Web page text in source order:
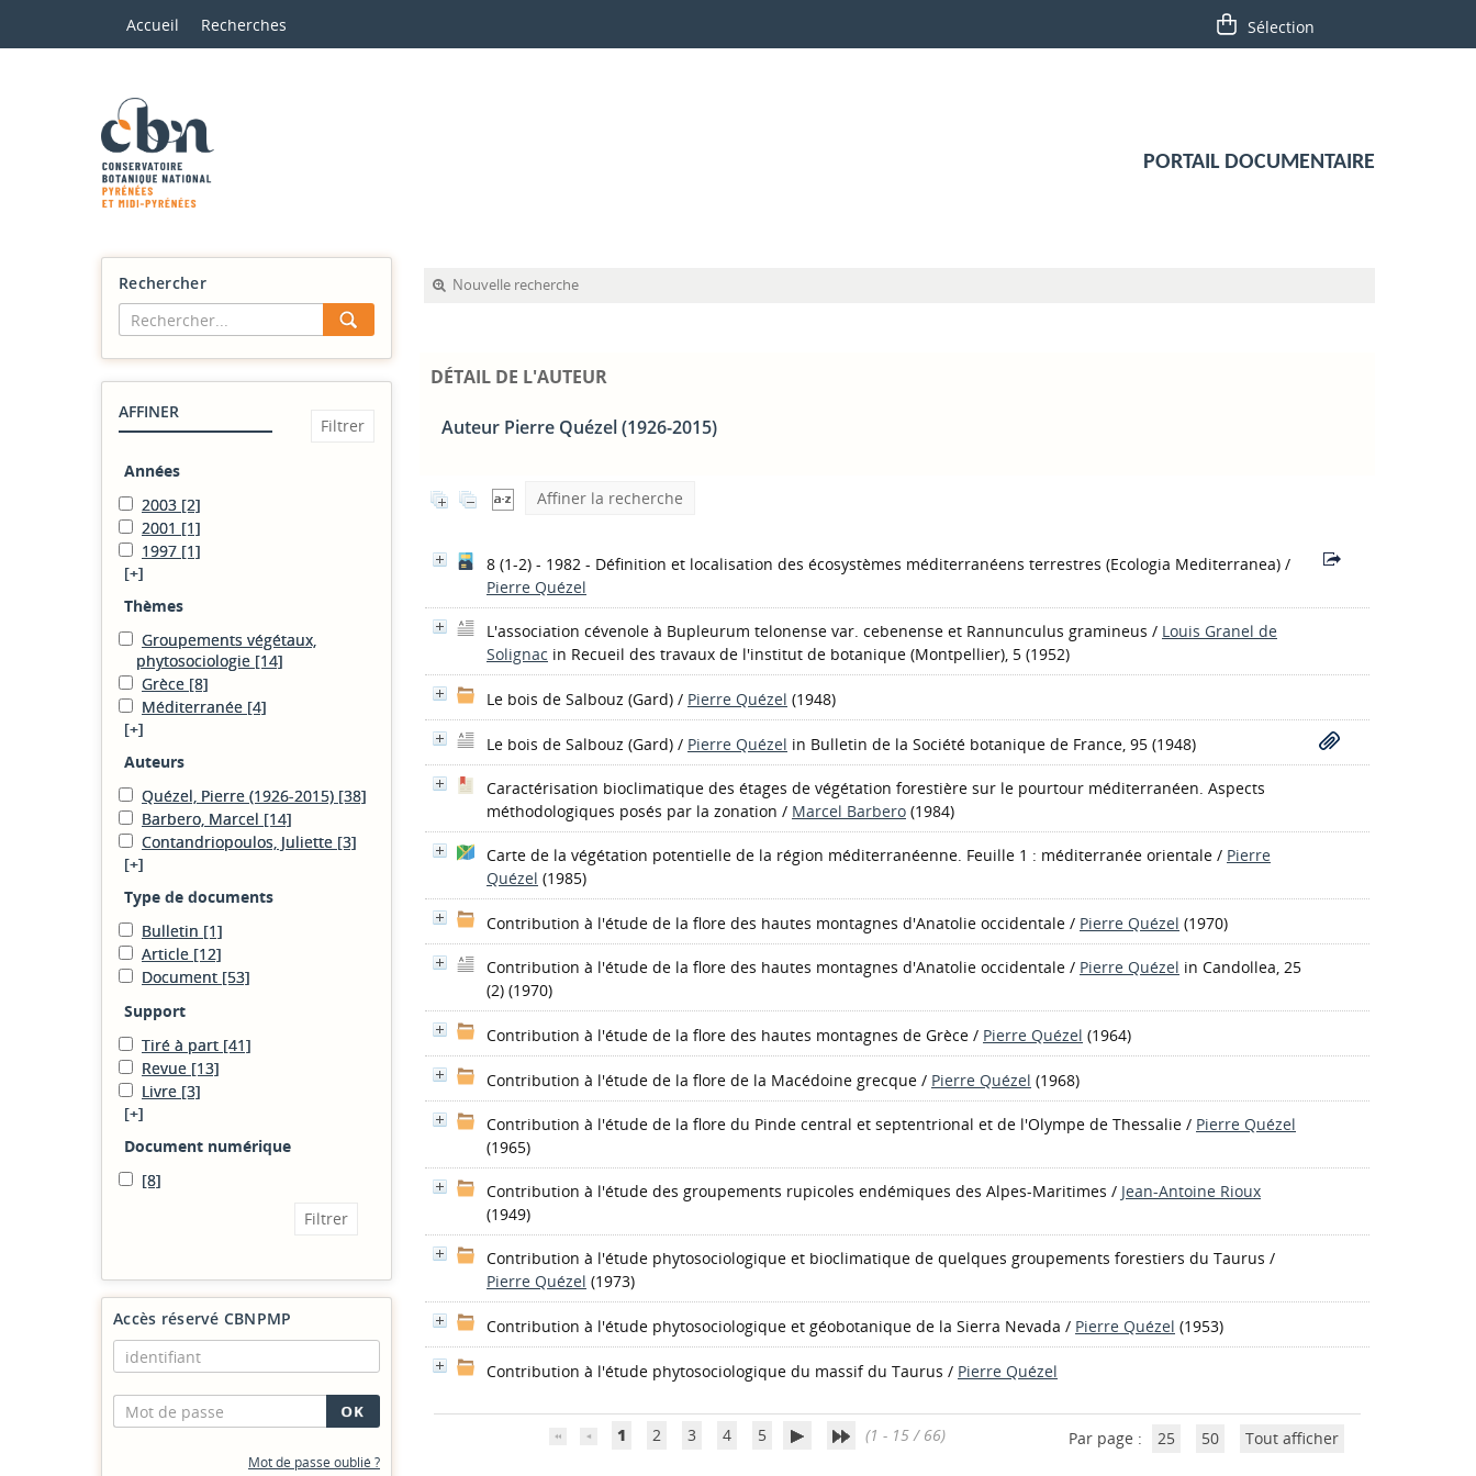
Accueil Recherches
PORTAIL DOCUMENTAIRE
Rechercher
AFFINER
Années
2003 [2]
2001 [1]
1997 [1]
[+]
Thèmes
Groupements végétaux,
phytosociologie [14]
Grèce [8]
Méditerranée [4]
[+]
Auteurs
Quézel, Pierre (1926-2015) [38]
Barbero, Marcel [14]
Contandriopoulos, Juliette [3]
[+]
Type de documents
Bulletin [1]
Article [12]
Document [53]
Support
Tiré à part [41]
Revue [13]
Livre [3]
[+]
Document numérique
[8]
Accès réservé CBNPMP
Mot de passe oublié ?
Nouvelle recherche
DÉTAIL DE L'AUTEUR
Auteur Pierre Quézel (1926-2015)
Affiner la recherche
8 (1-2) - 1982 - Définition et localisation des écosystèmes méditerranéens terrestres (Ecologia Mediterranea) /
Pierre Quézel
L'association cévenole à Bupleurum telonense var. cebenense et Rannunculus gramineus / Louis Granel de
Solignac in Recueil des travaux de l'institut de botanique (Montpellier), 5 (1952)
Le bois de Salbouz (Gard) / Pierre Quézel (1948)
Le bois de Salbouz (Gard) / Pierre Quézel in Bulletin de la Société botanique de France, 95 (1948)
Caractérisation bioclimatique des étages de végétation forestière sur le pourtour méditerranéen. Aspects
méthodologiques posés par la zonation / Marcel Barbero (1984)
Carte de la végétation potentielle de la région méditerranéenne. Feuille 1 : méditerranée orientale / Pierre
Quézel (1985)
Contribution à l'étude de la flore des hautes montagnes d'Anatolie occidentale / Pierre Quézel (1970)
Contribution à l'étude de la flore des hautes montagnes d'Anatolie occidentale / Pierre Quézel in Candollea, 25
(2) (1970)
Contribution à l'étude de la flore des hautes montagnes de Grèce / Pierre Quézel (1964)
Contribution à l'étude de la flore de la Macédoine grecque / Pierre Quézel (1968)
Contribution à l'étude de la flore du Pinde central et septentrional et de l'Olympe de Thessalie / Pierre Quézel
(1965)
Contribution à l'étude des groupements rupicoles endémiques des Alpes-Maritimes / Jean-Antoine Rioux
(1949)
Contribution à l'étude phytosociologique et bioclimatique de quelques groupements forestiers du Taurus /
Pierre Quézel (1973)
Contribution à l'étude phytosociologique et géobotanique de la Sierra Nevada / Pierre Quézel (1953)
Contribution à l'étude phytosociologique du massif du Taurus / Pierre Quézel
1 2 3 4 5 (1 - 15 / 66) Par page : 25 50 Tout afficher